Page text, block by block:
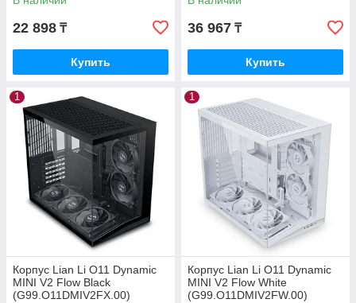
22 898 ₸
Купить
36 967 ₸
Купить
1
Корпус Lian Li O11 Dynamic
MINI V2 Flow Black
(G99.O11DMIV2FX.00)
1
Корпус Lian Li O11 Dynamic
MINI V2 Flow White
(G99.O11DMIV2FW.00)